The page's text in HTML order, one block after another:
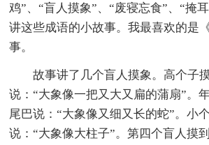
鸡”、“盲人摸象”、“废寝忘食”、“掩
讲这些成语的小故事。我最喜欢的是
事。
故事讲了几个盲人摸象。高个子
说：“大象像一把又大又扁的蒲扇”。
尾巴说：“大象像又细又长的蛇”。小
说：“大象像大柱子”。第四个盲人摸